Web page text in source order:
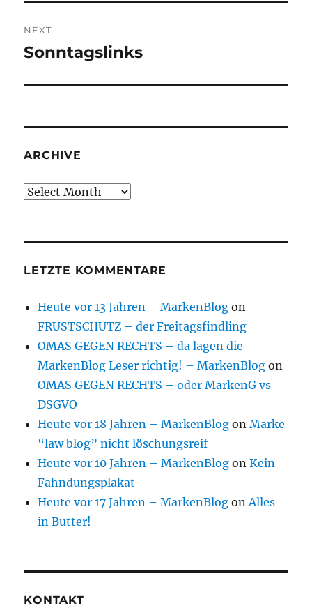
NEXT
Next
Sonntagslinks
ARCHIVE
Archive
LETZTE KOMMENTARE
Heute vor 13 Jahren – MarkenBlog on
FRUSTSCHUTZ – der Freitagsfindling
OMAS GEGEN RECHTS – da lagen die
MarkenBlog Leser richtig! – MarkenBlog on
OMAS GEGEN RECHTS – oder MarkenG vs
DSGVO
Heute vor 18 Jahren – MarkenBlog onMarke
“law blog” nicht löschungsreif
Heute vor 10 Jahren – MarkenBlog onKein
Fahndungsplakat
Heute vor 17 Jahren – MarkenBlog onAlles
in Butter!
KONTAKT